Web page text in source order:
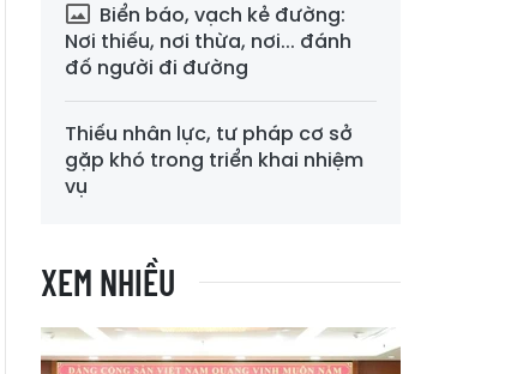
Biển báo, vạch kẻ đường:
Nơi thiếu, nơi thừa, nơi... đánh
đố người đi đường
Thiếu nhân lực, tư pháp cơ sở
gặp khó trong triển khai nhiệm
vụ
XEM NHIỀU